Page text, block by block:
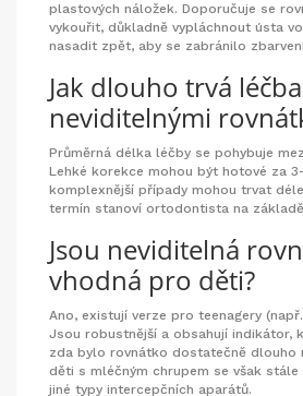
plastových náložek. Doporučuje se
vykouřit, důkladně vypláchnout ústa
nasadit zpět, aby se zabránilo
Jak dlouho trvá léčba
neviditelnými
Průměrná délka léčby se pohybuje
Lehké korekce mohou být hotové za
komplexnější případy mohou trvat
termín stanoví ortodontista na
Jsou neviditelná
vhodná pro děti?
Ano, existují verze pro teenagery
Jsou robustnější a obsahují indikátor,
zda bylo rovnátko dostatečně dlouho
děti s mléčným chrupem se však
jiné typy intercepčních aparátů.